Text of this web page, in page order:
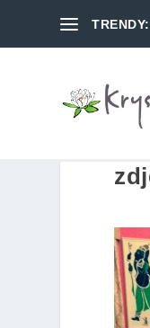
TRENDY: